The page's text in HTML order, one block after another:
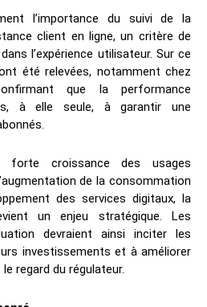
l’importance du suivi de la
client en ligne, un critère de
l’expérience utilisateur. Sur ce
été relevées, notamment chez
que la performance
à elle seule, à garantir une
croissance des usages
de la consommation
des services digitaux, la
un enjeu stratégique. Les
devraient ainsi inciter les
investissements et à améliorer
regard du régulateur.